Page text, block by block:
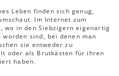
Leben finden sich genug,
Im Internet zum
wo in den Siebzigern eigenartig
sind, bei denen man
sie entweder zu
oder als Brutkästen für ihren
haben.